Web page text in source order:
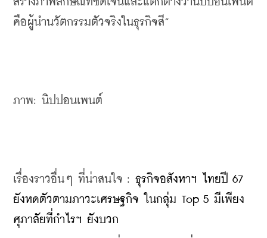
คือผู้นำนวัตกรรมตัวจริงในธุรกิจสี”
ภาพ: นิปปอนเพนต์
เรื่องราวอื่นๆ ที่น่าสนใจ : ธุรกิจอสังหาฯ ไทยปี 67
ยังหดตัวตามภาวะเศรษฐกิจ ในกลุ่ม Top 5 มีเพียง
ศุภาลัยที่กำไรฯ ยังบวก